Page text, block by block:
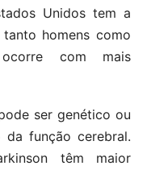
Unidos tem a
homens como
ocorre com mais
ser genético ou
função cerebral.
têm maior